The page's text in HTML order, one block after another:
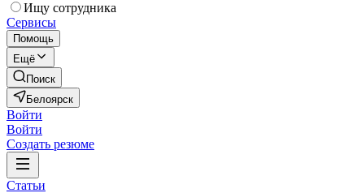
Ищу сотрудника
Сервисы
Помощь
Ещё
Поиск
Белоярск
Войти
Войти
Создать резюме
Статьи